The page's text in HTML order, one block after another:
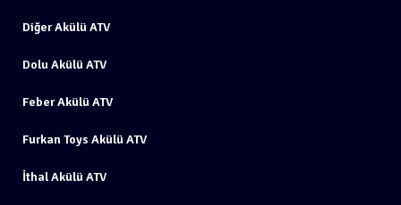
Diğer Akülü ATV
Dolu Akülü ATV
Feber Akülü ATV
Furkan Toys Akülü ATV
İthal Akülü ATV